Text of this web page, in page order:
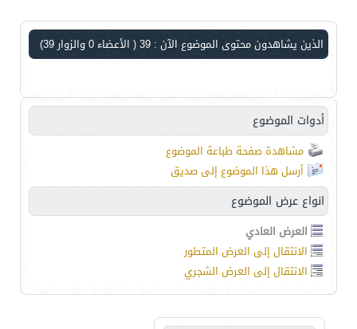
الذين يشاهدون محتوى الموضوع الآن : 39 ( الأعضاء 0 والزوار 39)
أدوات الموضوع
مشاهدة صفحة طباعة الموضوع
أرسل هذا الموضوع إلى صديق
انواع عرض الموضوع
العرض العادي
الانتقال إلى العرض المتطور
الانتقال إلى العرض الشجري